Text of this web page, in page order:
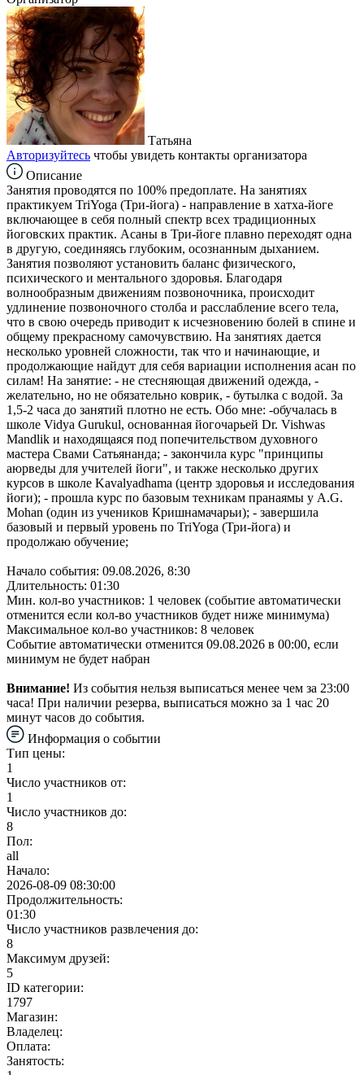
Татьяна
Авторизуйтесь чтобы увидеть контакты организатора
Описание
Занятия проводятся по 100% предоплате. На занятиях
практикуем TriYoga (Три-йога) - направление в хатха-йоге
включающее в себя полный спектр всех традиционных
йоговских практик. Асаны в Три-йоге плавно переходят одна
в другую, соединяясь глубоким, осознанным дыханием.
Занятия позволяют установить баланс физического,
психического и ментального здоровья. Благодаря
волнообразным движениям позвоночника, происходит
удлинение позвоночного столба и расслабление всего тела,
что в свою очередь приводит к исчезновению болей в спине и
общему прекрасному самочувствию. На занятиях дается
несколько уровней сложности, так что и начинающие, и
продолжающие найдут для себя вариации исполнения асан по
силам! На занятие: - не стесняющая движений одежда, -
желательно, но не обязательно коврик, - бутылка с водой. За
1,5-2 часа до занятий плотно не есть. Обо мне: -обучалась в
школе Vidya Gurukul, основанная йогочарьей Dr. Vishwas
Mandlik и находящаяся под попечительством духовного
мастера Свами Сатьянанда; - закончила курс "принципы
аюрведы для учителей йоги", и также несколько других
курсов в школе Kavalyadhama (центр здоровья и исследования
йоги); - прошла курс по базовым техникам пранаямы у A.G.
Mohan (один из учеников Кришнамачарьи); - завершила
базовый и первый уровень по TriYoga (Три-йога) и
продолжаю обучение;
Начало события: 09.08.2026, 8:30
Длительность: 01:30
Мин. кол-во участников: 1 человек (событие автоматически
отменится если кол-во участников будет ниже минимума)
Максимальное кол-во участников: 8 человек
Событие автоматически отменится 09.08.2026 в 00:00, если
минимум не будет набран
Внимание! Из события нельзя выписаться менее чем за 23:00
часа! При наличии резерва, выписаться можно за 1 час 20
минут часов до события.
Информация о событии
Тип цены:
1
Число участников от:
1
Число участников до:
8
Пол:
all
Начало:
2026-08-09 08:30:00
Продолжительность:
01:30
Число участников развлечения до:
8
Максимум друзей:
5
ID категории:
1797
Магазин:
Владелец:
Оплата:
Занятость: